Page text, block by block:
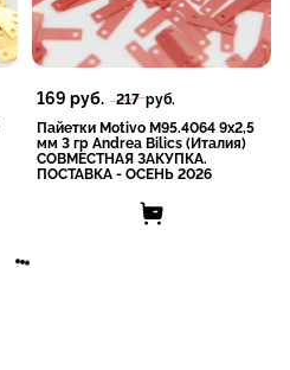
169 руб. 217руб.
Пайетки Motivo M95.4064 9x2,5
мм 3 гр Andrea Bilics (Италия)
СОВМЕСТНАЯ ЗАКУПКА.
ПОСТАВКА - ОСЕНЬ 2026